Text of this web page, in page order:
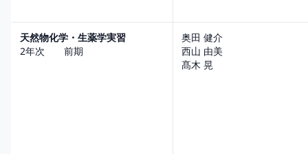
天然物化学・生薬学実習
2年次 前期
奥田 健介
西山 由美
髙木 晃